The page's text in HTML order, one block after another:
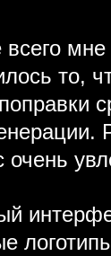
мне
то,
очень